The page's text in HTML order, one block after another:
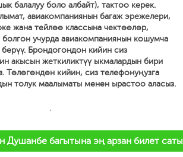
балалуу боло албайт), тактоо керек.
авиакомпаниянын багаж эрежелери,
жана тейлөө классына чектөөлөр,
учурда авиакомпаниянын кошумча
берүү. Брондогондон кийин сиз
акысын жеткиликтүү ыкмалардын бири
Төлөгөндөн кийин, сиз телефонуңузга
толук маалыматы менен ырастоо аласыз.
'
Душанбе багытына эң арзан билет